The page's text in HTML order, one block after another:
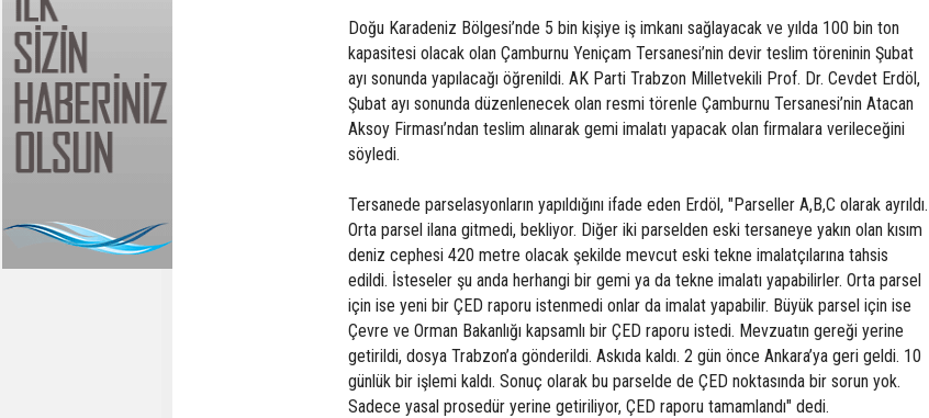
Doğu Karadeniz Bölgesi’nde 5 bin kişiye iş imkanı sağlayacak ve yılda 100 bin ton
kapasitesi olacak olan Çamburnu Yeniçam Tersanesi’nin devir teslim töreninin Şubat
ayı sonunda yapılacağı öğrenildi. AK Parti Trabzon Milletvekili Prof. Dr. Cevdet Erdöl,
Şubat ayı sonunda düzenlenecek olan resmi törenle Çamburnu Tersanesi’nin Atacan
Aksoy Firması’ndan teslim alınarak gemi imalatı yapacak olan firmalara verileceğini
söyledi.
Tersanede parselasyonların yapıldığını ifade eden Erdöl, "Parseller A,B,C olarak ayrıldı.
Orta parsel ilana gitmedi, bekliyor. Diğer iki parselden eski tersaneye yakın olan kısım
deniz cephesi 420 metre olacak şekilde mevcut eski tekne imalatçılarına tahsis
edildi. İsteseler şu anda herhangi bir gemi ya da tekne imalatı yapabilirler. Orta parsel
için ise yeni bir ÇED raporu istenmedi onlar da imalat yapabilir. Büyük parsel için ise
Çevre ve Orman Bakanlığı kapsamlı bir ÇED raporu istedi. Mevzuatın gereği yerine
getirildi, dosya Trabzon’a gönderildi. Askıda kaldı. 2 gün önce Ankara’ya geri geldi. 10
günlük bir işlemi kaldı. Sonuç olarak bu parselde de ÇED noktasında bir sorun yok.
Sadece yasal prosedür yerine getiriliyor, ÇED raporu tamamlandı" dedi.